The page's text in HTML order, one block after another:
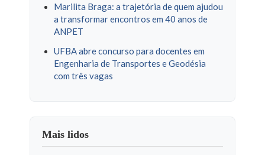
Marilita Braga: a trajetória de quem ajudou
a transformar encontros em 40 anos de
ANPET
UFBA abre concurso para docentes em
Engenharia de Transportes e Geodésia
com três vagas
Mais lidos